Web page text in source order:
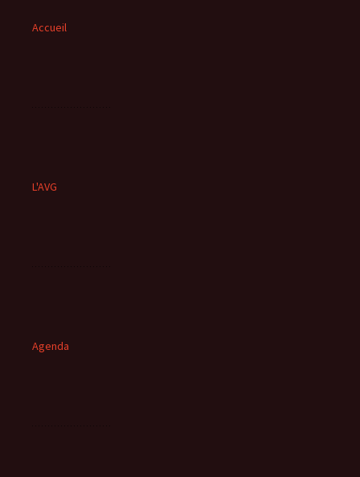
Accueil
L'AVG
Agenda